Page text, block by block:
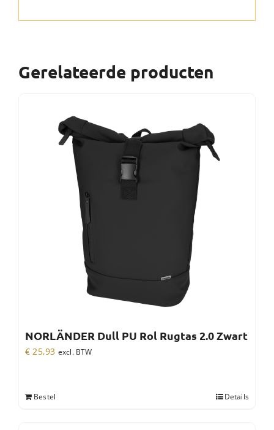
Gerelateerde producten
NORLÄNDER Dull PU Rol Rugtas 2.0 Zwart
€ 25,93 excl. BTW
Bestel Details